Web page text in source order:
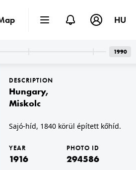
központja. A csoportkép a díszteremben készült.
DESCRIPTION
Hungary,
Miskolc
Sajó-híd, 1840 körül épített kőhíd.
YEAR
1916
PHOTO ID
294586
HU
1990